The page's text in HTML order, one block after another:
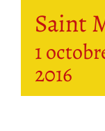
Saint
1
2016